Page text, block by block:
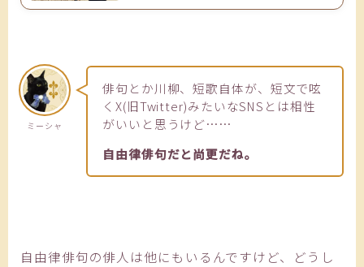
ミーシャ
俳句とか川柳、短歌自体が、短文で呟
くX(旧Twitter)みたいなSNSとは相性
がいいと思うけど……
自由律俳句だと尚更だね。
自由律俳句の俳人は他にもいるんですけど、どうし